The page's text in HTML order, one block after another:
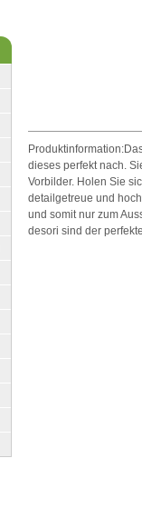
dieses perfekt nach.
Vorbilder. Holen Sie
detailgetreue und
und somit nur zum
desori sind der